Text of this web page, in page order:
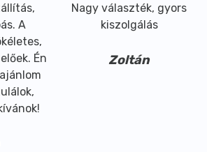
A
Én
Nagy választék, gyors
kiszolgálás
Zoltán